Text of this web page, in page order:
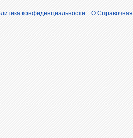
конфиденциальности О Справочная